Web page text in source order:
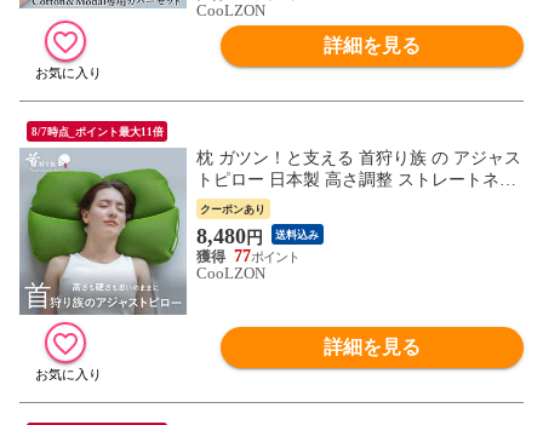
CooLZON
詳細を見る
8/7時点_ポイント最大11倍
枕 ガツン！と支える 首狩り族 の アジャス
トピロー 日本製 高さ調整 ストレートネッ
ク 首枕 まくら マクラ 頸椎安定型 安眠グ
ッズ ストレッチ 快眠 パイプ枕 硬め 洗え
る 新生活 母の日 父の日 ギフト pillow
クーポンあり
8,480円 送料込み
77
CooLZON
詳細を見る